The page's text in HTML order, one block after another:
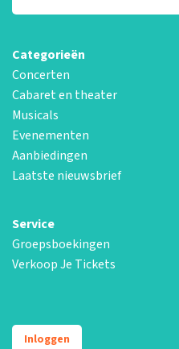
Categorieën
Concerten
Cabaret en theater
Musicals
Evenementen
Aanbiedingen
Laatste nieuwsbrief
Service
Groepsboekingen
Verkoop Je Tickets
Inloggen